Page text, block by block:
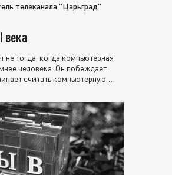
телеканала "Царьград"
века
тогда, когда компьютерная
человека. Он побеждает
считать компьютерную